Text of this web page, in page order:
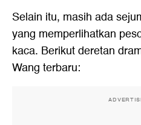
Selain itu, masih ada
yang memperlihatkan
kaca. Berikut deretan
Wang terbaru: